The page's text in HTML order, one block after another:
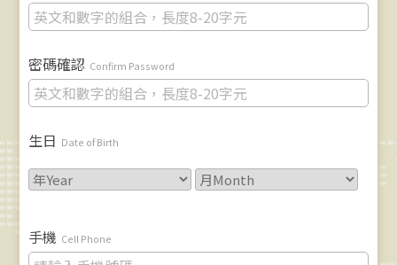
密碼確認 Confirm Password
生日 Date of Birth
手機 Cell Phone